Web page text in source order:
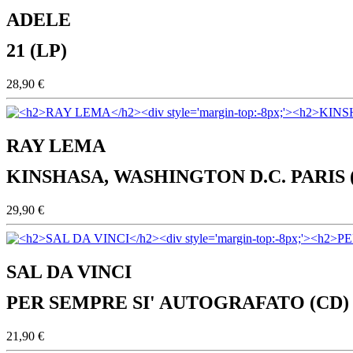
ADELE
21 (LP)
28,90 €
RAY LEMA
KINSHASA, WASHINGTON D.C. PARIS
29,90 €
SAL DA VINCI
PER SEMPRE SI' AUTOGRAFATO (CD)
21,90 €